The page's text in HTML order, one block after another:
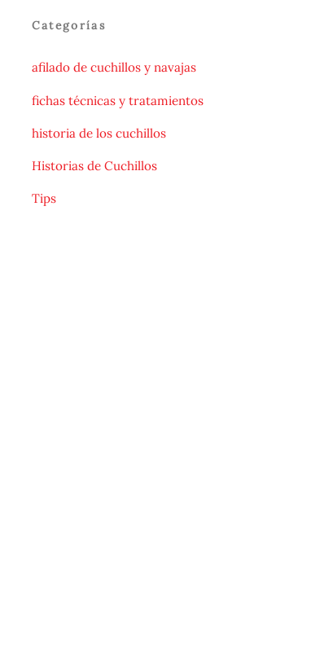
Categorías
afilado de cuchillos y navajas
fichas técnicas y tratamientos
historia de los cuchillos
Historias de Cuchillos
Tips